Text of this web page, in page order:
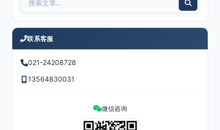
联系客服
021-24208728
13564830031
微信咨询